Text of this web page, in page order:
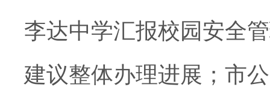
李达中学汇报校园安全
建议整体办理进展；市